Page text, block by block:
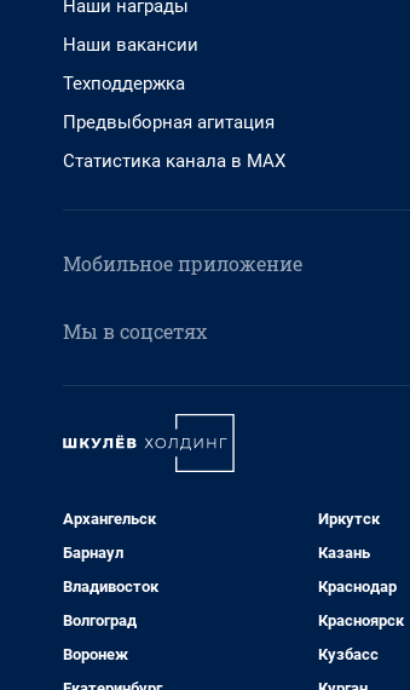
Наши награды
Наши вакансии
Техподдержка
Предвыборная агитация
Статистика канала в MAX
Мобильное приложение
Мы в соцсетях
Архангельск
Барнаул
Владивосток
Волгоград
Воронеж
Иркутск
Казань
Краснодар
Красноярск
Кузбасс